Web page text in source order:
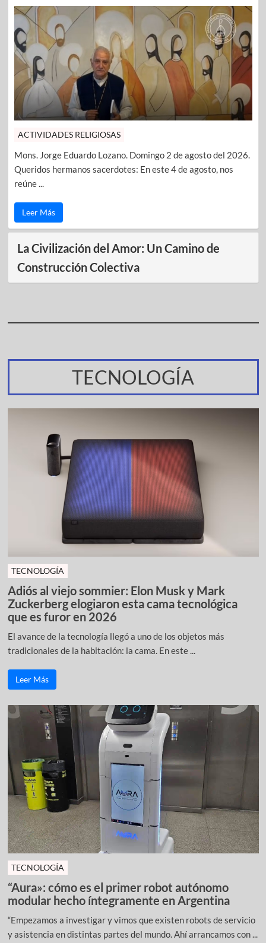
ACTIVIDADES RELIGIOSAS
Mons. Jorge Eduardo Lozano. Domingo 2 de agosto del 2026.
Queridos hermanos sacerdotes: En este 4 de agosto, nos
reúne ...
Leer Más
La Civilización del Amor: Un Camino de
Construcción Colectiva
TECNOLOGÍA
TECNOLOGÍA
Adiós al viejo sommier: Elon Musk y Mark
Zuckerberg elogiaron esta cama tecnológica
que es furor en 2026
El avance de la tecnología llegó a uno de los objetos más
tradicionales de la habitación: la cama. En este ...
Leer Más
TECNOLOGÍA
“Aura»: cómo es el primer robot autónomo
modular hecho íntegramente en Argentina
“Empezamos a investigar y vimos que existen robots de servicio
y asistencia en distintas partes del mundo. Ahí arrancamos con ...